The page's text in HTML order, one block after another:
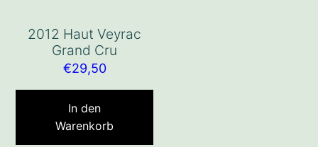
2012 Haut Veyrac
Grand Cru
€29,50
In den
Warenkorb